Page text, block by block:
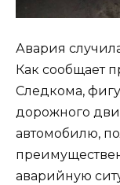
Авария
Как сообщает
Следкома,
дорожного
автомобилю,
аварийную